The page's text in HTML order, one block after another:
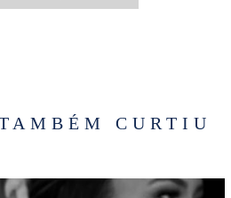
CURTIU